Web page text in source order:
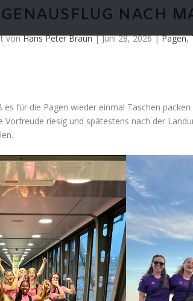
NACH
vonHans Peter Braun|Juni 28, 2026|Pagen,
für die Pagen wieder einmal Taschen packen
Vorfreude riesig und spätestens nach der